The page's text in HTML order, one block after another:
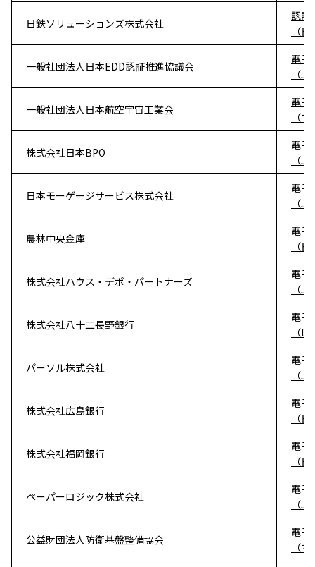
日鉄ソリューションズ株式会社
認証
（
一般社団法人日本EDD認証推進協議会
電子
（
一般社団法人日本航空宇宙工業会
電子
（
株式会社日本BPO
電子
（
日本モーゲージサービス株式会社
電子
（
農林中央金庫
電子
（
株式会社ハウス・デポ・パートナーズ
電子
（
株式会社八十二長野銀行
電子
（
パーソル株式会社
電子
（
株式会社広島銀行
電子
（
株式会社福岡銀行
電子
（
ペーパーロジック株式会社
電子
（
公益財団法人防衛基盤整備協会
電子
（